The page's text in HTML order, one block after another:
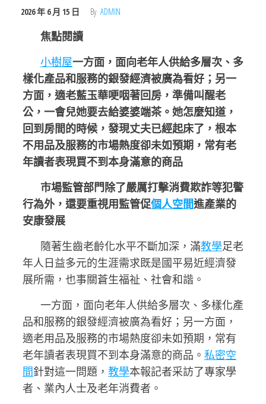
2026 年 6 月 15 日 By ADMIN
焦點閱讀
小樹屋一方面，面向老年人供給多層次、多
樣化產品和服務的銀發經濟被廣為看好；另一
方面，適老藍玉華哽咽著回房，準備叫醒老
公，一會兒她要去給婆婆端茶。她怎麼知道，
回到房間的時候，發現丈夫已經起床了，根本
不用品及服務的市場熱度卻未如預期，常有老
年讀者表現買不到本身滿意的商品
市場監管部門除了嚴厲打擊消費欺詐等犯警
行為外，還要重視用監管促個人空間進產業的
安康發展
隨著生齒老齡化水平不斷加深，滿教學足老
年人日益多元的生涯需求既是國平易近經濟發
展所需，也事關蒼生福祉、社會和諧。
一方面，面向老年人供給多層次、多樣化產
品和服務的銀發經濟被廣為看好；另一方面，
適老用品及服務的市場熱度卻未如預期，常有
老年讀者表現買不到本身滿意的商品。 私密空
間針對這一問題， 教學本報記者采訪了專家學
者、業內人士及老年消費者。